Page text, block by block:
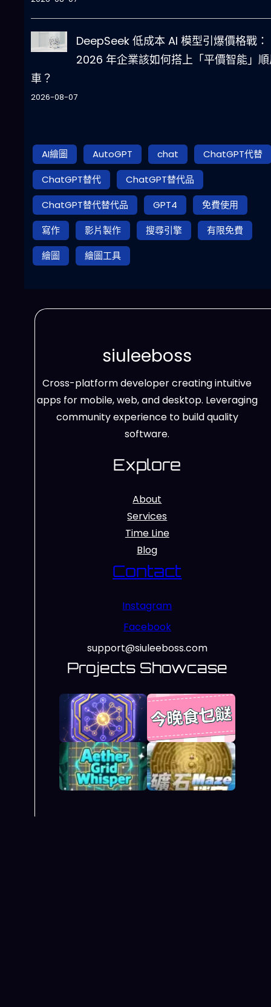
DeepSeek 低成本 AI 模型引爆價格戰：
2026 年企業該如何搭上「平價智能」
車？
2026-08-07
AI繪圖 AutoGPT chat
ChatGPT代替
ChatGPT替代
ChatGPT替代品
ChatGPT替代替代品
GPT4
免費使用
寫作
影片製作 搜尋引擎
有限免費
繪圖
繪圖工具
siuleeboss
Cross-platform developer creating intuitive
apps for mobile, web, and desktop. Leveraging
community experience to build quality
software.
Explore
About
Services
Time Line
Blog
Contact
Instagram
Facebook
support@siuleeboss.com
Projects Showcase